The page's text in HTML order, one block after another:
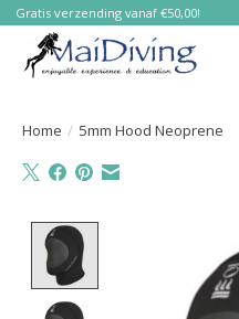
Gratis verzending vanaf €50,00!
Home / 5mm Hood Neoprene